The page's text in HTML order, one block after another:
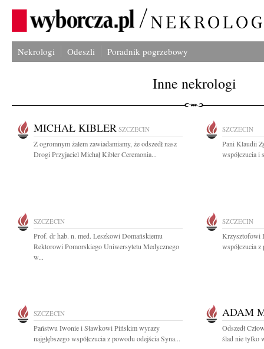
Nekrologi Odeszli Poradnik pogrzebowy
Inne nekrologi
MICHAŁ KIBLER SZCZECIN
Z ogromnym żalem zawiadamiamy, że odszedł nasz
Drogi Przyjaciel Michał Kibler Ceremonia...
SZCZECIN
Pani Klaudii
współczucia i
SZCZECIN
Prof. dr hab. n. med. Leszkowi Domańskiemu
Rektorowi Pomorskiego Uniwersytetu Medycznego
w...
SZCZECIN
Krzysztofowi
współczucia
SZCZECIN
Państwu Iwonie i Sławkowi Pińskim wyrazy
najgłębszego współczucia z powodu odejścia Syna...
ADAM
Odszedł
ślad nie tylko